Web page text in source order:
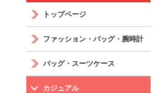
トップページ
ファッション・バッグ・腕時計
バッグ・スーツケース
カジュアル